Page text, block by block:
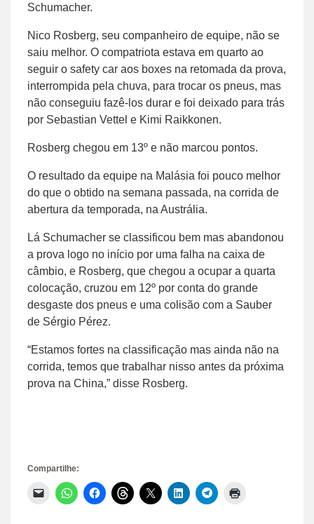
Schumacher.
Nico Rosberg, seu companheiro de equipe, não se
saiu melhor. O compatriota estava em quarto ao
seguir o safety car aos boxes na retomada da prova,
interrompida pela chuva, para trocar os pneus, mas
não conseguiu fazê-los durar e foi deixado para trás
por Sebastian Vettel e Kimi Raikkonen.
Rosberg chegou em 13º e não marcou pontos.
O resultado da equipe na Malásia foi pouco melhor
do que o obtido na semana passada, na corrida de
abertura da temporada, na Austrália.
Lá Schumacher se classificou bem mas abandonou
a prova logo no início por uma falha na caixa de
câmbio, e Rosberg, que chegou a ocupar a quarta
colocação, cruzou em 12º por conta do grande
desgaste dos pneus e uma colisão com a Sauber
de Sérgio Pérez.
“Estamos fortes na classificação mas ainda não na
corrida, temos que trabalhar nisso antes da próxima
prova na China,” disse Rosberg.
Compartilhe:
Clique
para
Clique
para
Clique
para
Clique
para
Clique
para
Clique
para
Clique
para